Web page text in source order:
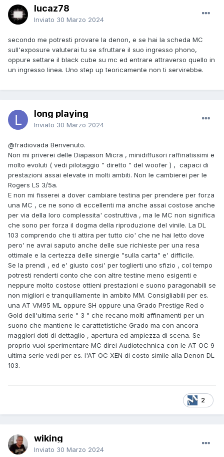
lucaz78
Inviato 30 Marzo 2024
secondo me potresti provare la denon, e se hai la scheda MC
sull'exposure valuterai tu se sfruttare il suo ingresso phono,
oppure settare il black cube su mc ed entrare attraverso quello in
un ingresso linea. Uno step up teoricamente non ti servirebbe.
long playing
Inviato 30 Marzo 2024
@fradiovada Benvenuto.
Non mi priverei delle Diapason Micra , minidiffusori raffinatissimi e
molto evoluti ( vedi pilotaggio " diretto " del woofer ) , capaci di
prestazioni assai elevate in molti ambiti. Non le cambierei per le
Rogers LS 3/5a.
E non mi fisserei a dover cambiare testina per prendere per forza
una MC , ce ne sono di eccellenti ma anche assai costose anche
per via della loro complessita' costruttiva , ma le MC non significa
che sono per forza il dogma della riproduzione del vinile. La DL
103 comprendo che ti attira per tutto cio' che ne hai letto dove
pero' ne avrai saputo anche delle sue richieste per una resa
ottimale e la certezza delle sinergie "sulla carta" e' difficile.
Se la prendi , ed e' giusto cosi' per toglierti uno sfizio , col tempo
potresti renderti conto che con altre testine meno esigenti e
neppure molto costose ottieni prestazioni e suono paragonabili se
non migliori e tranquillamente in ambito MM. Consigliabili per es.
una AT VM95 ML oppure SH oppure una Grado Prestige Red o
Gold dell'ultima serie " 3 " che recano molti affinamenti per un
suono che mantiene le carattetistiche Grado ma con ancora
maggiori doti di dettaglio , apertura ed ampiezza di scena. Se
proprio vuoi sperimentare MC direi Audiotechnica con le AT OC 9
ultima serie vedi per es. l'AT OC XEN di costo simile alla Denon DL
103.
2
wiking
Inviato 30 Marzo 2024